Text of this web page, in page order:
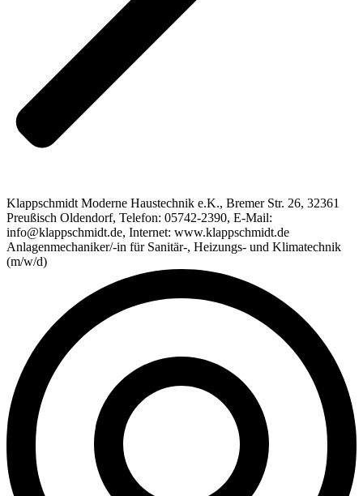
Klappschmidt Moderne Haustechnik e.K., Bremer Str. 26, 32361
Preußisch Oldendorf, Telefon: 05742-2390, E-Mail:
info@klappschmidt.de, Internet: www.klappschmidt.de
Anlagenmechaniker/-in für Sanitär-, Heizungs- und Klimatechnik
(m/w/d)